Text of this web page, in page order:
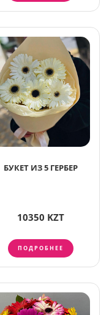
БУКЕТ ИЗ 5 ГЕРБЕР
10350 KZT
ПОДРОБНЕЕ